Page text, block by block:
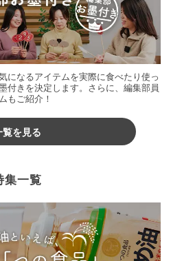
になるアイテムを実際に食べたり使っ
付きを決定します。さらに、編集部員
もご紹介！
覧を見る
集一覧